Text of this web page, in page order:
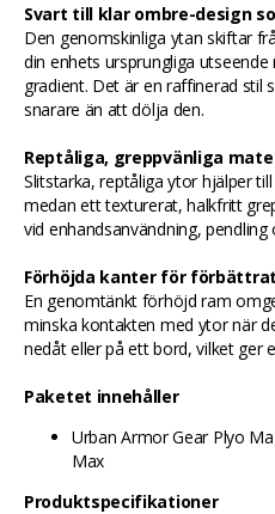
Svart till klar ombre-design
Den genomskinliga ytan skiftar
din enhets ursprungliga
gradient. Det är en raffinerad stil
snarare än att dölja den.
Reptåliga, greppvänliga
Slitstarka, reptåliga ytor hjälper
medan ett texturerat, halkfritt
vid enhandsanvändning, pendling
Förhöjda kanter för
En genomtänkt förhöjd ram
minska kontakten med ytor när
nedåt eller på ett bord, vilket ger
Paketet innehåller
Urban Armor Gear Plyo
Max
Produktspecifikationer